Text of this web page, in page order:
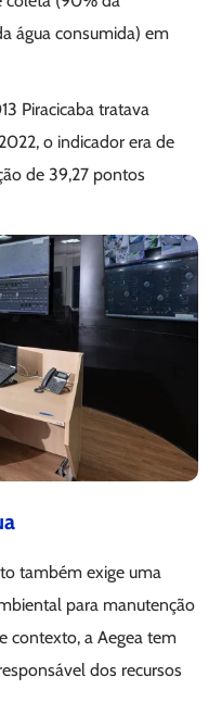
água consumida) em
Piracicaba tratava
o indicador era de
de 39,27 pontos
também exige uma
para manutenção
contexto, a Aegea tem
dos recursos